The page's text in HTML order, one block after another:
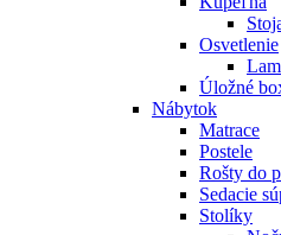
Osvetlenie
Úložné
Nábytok
Matrace
Postele
Rošty do
Sedacie
Stolíky